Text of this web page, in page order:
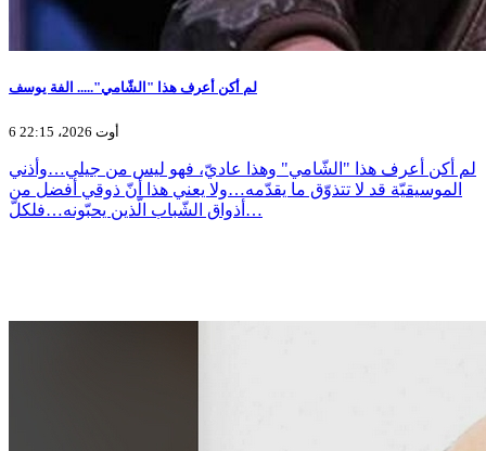
لم أكن أعرف هذا "الشّامي"..... الفة يوسف
6 أوت 2026، 22:15
لم أكن أعرف هذا "الشّامي" وهذا عاديّ، فهو ليس من جيلي…وأذني
الموسيقيّة قد لا تتذوّق ما يقدّمه…ولا يعني هذا أنّ ذوقي أفضل من
أذواق الشّباب الّذين يحبّونه…فلكلّ…